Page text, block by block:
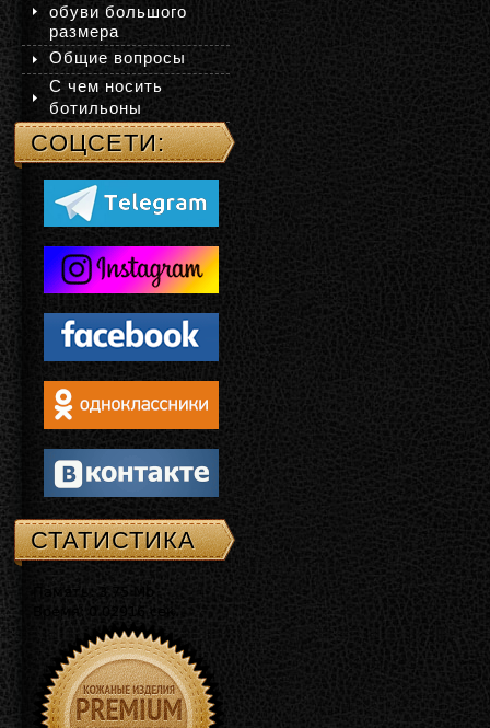
обуви большого
размера
Общие вопросы
С чем носить
ботильоны
СОЦСЕТИ:
СТАТИСТИКА
Память: 3.75 Mb
Время: 0.02916 сек.